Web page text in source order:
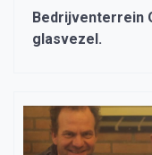
Bedrijventerrein
glasvezel.